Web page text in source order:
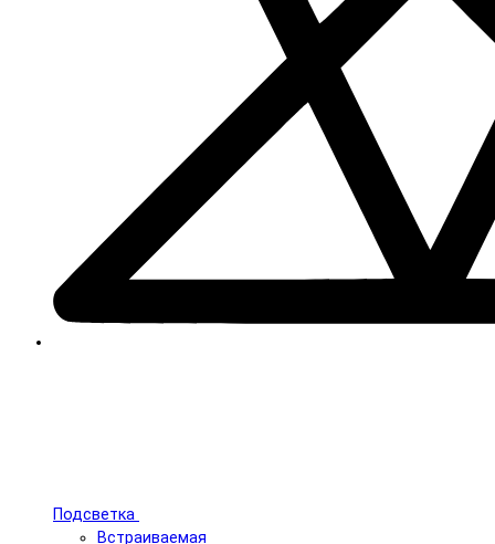
Подсветка
Встраиваемая